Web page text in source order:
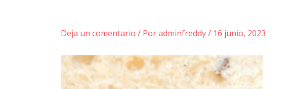
Deja un comentario / Poradminfreddy/ 16 junio, 2023